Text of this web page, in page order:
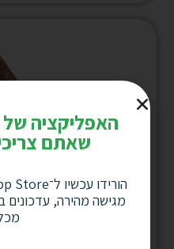
שאתם
מגישה מהירה, עדכונים